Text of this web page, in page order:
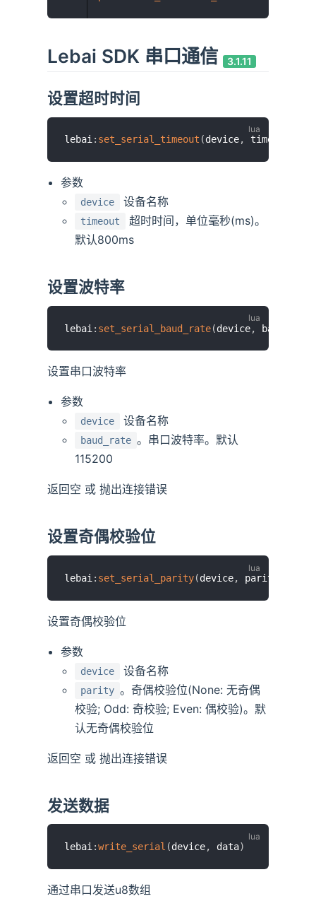
Lebai SDK 串口通信 3.1.11
设置超时时间
lebai: set_serial_timeout (device, timeout
参数
device 设备名称
timeout
超时时间，单位毫秒(ms)。
默认800ms
设置波特率
lebai : set_serial_baud_rate(device, baud_rate
设置串口波特率
参数
device 设备名称
baud_rate 。串口波特率。默认
115200
返回空 或 抛出连接错误
设置奇偶校验位
lebai : set_serial_parity(device, parity
设置奇偶校验位
参数
device 设备名称
parity 。奇偶校验位(None: 无奇偶
校验; Odd: 奇校验; Even: 偶校验)。默
认无奇偶校验位
返回空 或 抛出连接错误
发送数据
lebai :write_serial (device, data)
通过串口发送u8数组